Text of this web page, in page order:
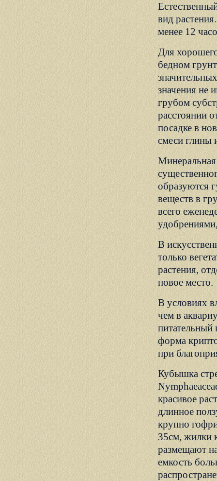
вид
менее 12
Для
бедном
значения не
грубом
расстоянии
посадке в
смеси глины
образуются
веществ в
всего
В
только
растения,
новое место.
В условиях
чем в
питательный
форма
при
Кубышка
красивое
длинное
крупно
35см, жилки
размещают
емкость